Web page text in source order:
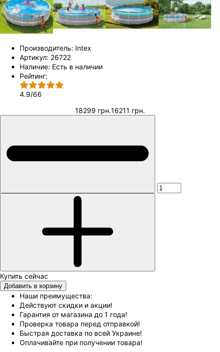
Производитель: Intex
Артикул: 26722
Наличие: Есть в наличии
Рейтинг:
4.9/66
18299 грн.16211 грн.
Добавить в корзину
Наши преимущества:
Действуют скидки и акции!
Гарантия от магазина до 1 года!
Проверка товара перед отправкой!
Быстрая доставка по всей Украине!
Оплачивайте при получении товара!